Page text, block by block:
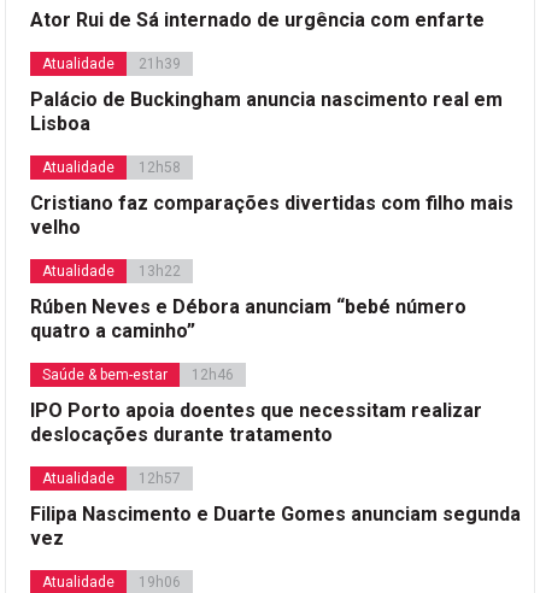
Ator Rui de Sá internado de urgência com enfarte
Atualidade 21h39
Palácio de Buckingham anuncia nascimento real em
Lisboa
Atualidade 12h58
Cristiano faz comparações divertidas com filho mais
velho
Atualidade 13h22
Rúben Neves e Débora anunciam “bebé número
quatro a caminho”
Saúde & bem-estar 12h46
IPO Porto apoia doentes que necessitam realizar
deslocações durante tratamento
Atualidade 12h57
Filipa Nascimento e Duarte Gomes anunciam segunda
vez
Atualidade 19h06